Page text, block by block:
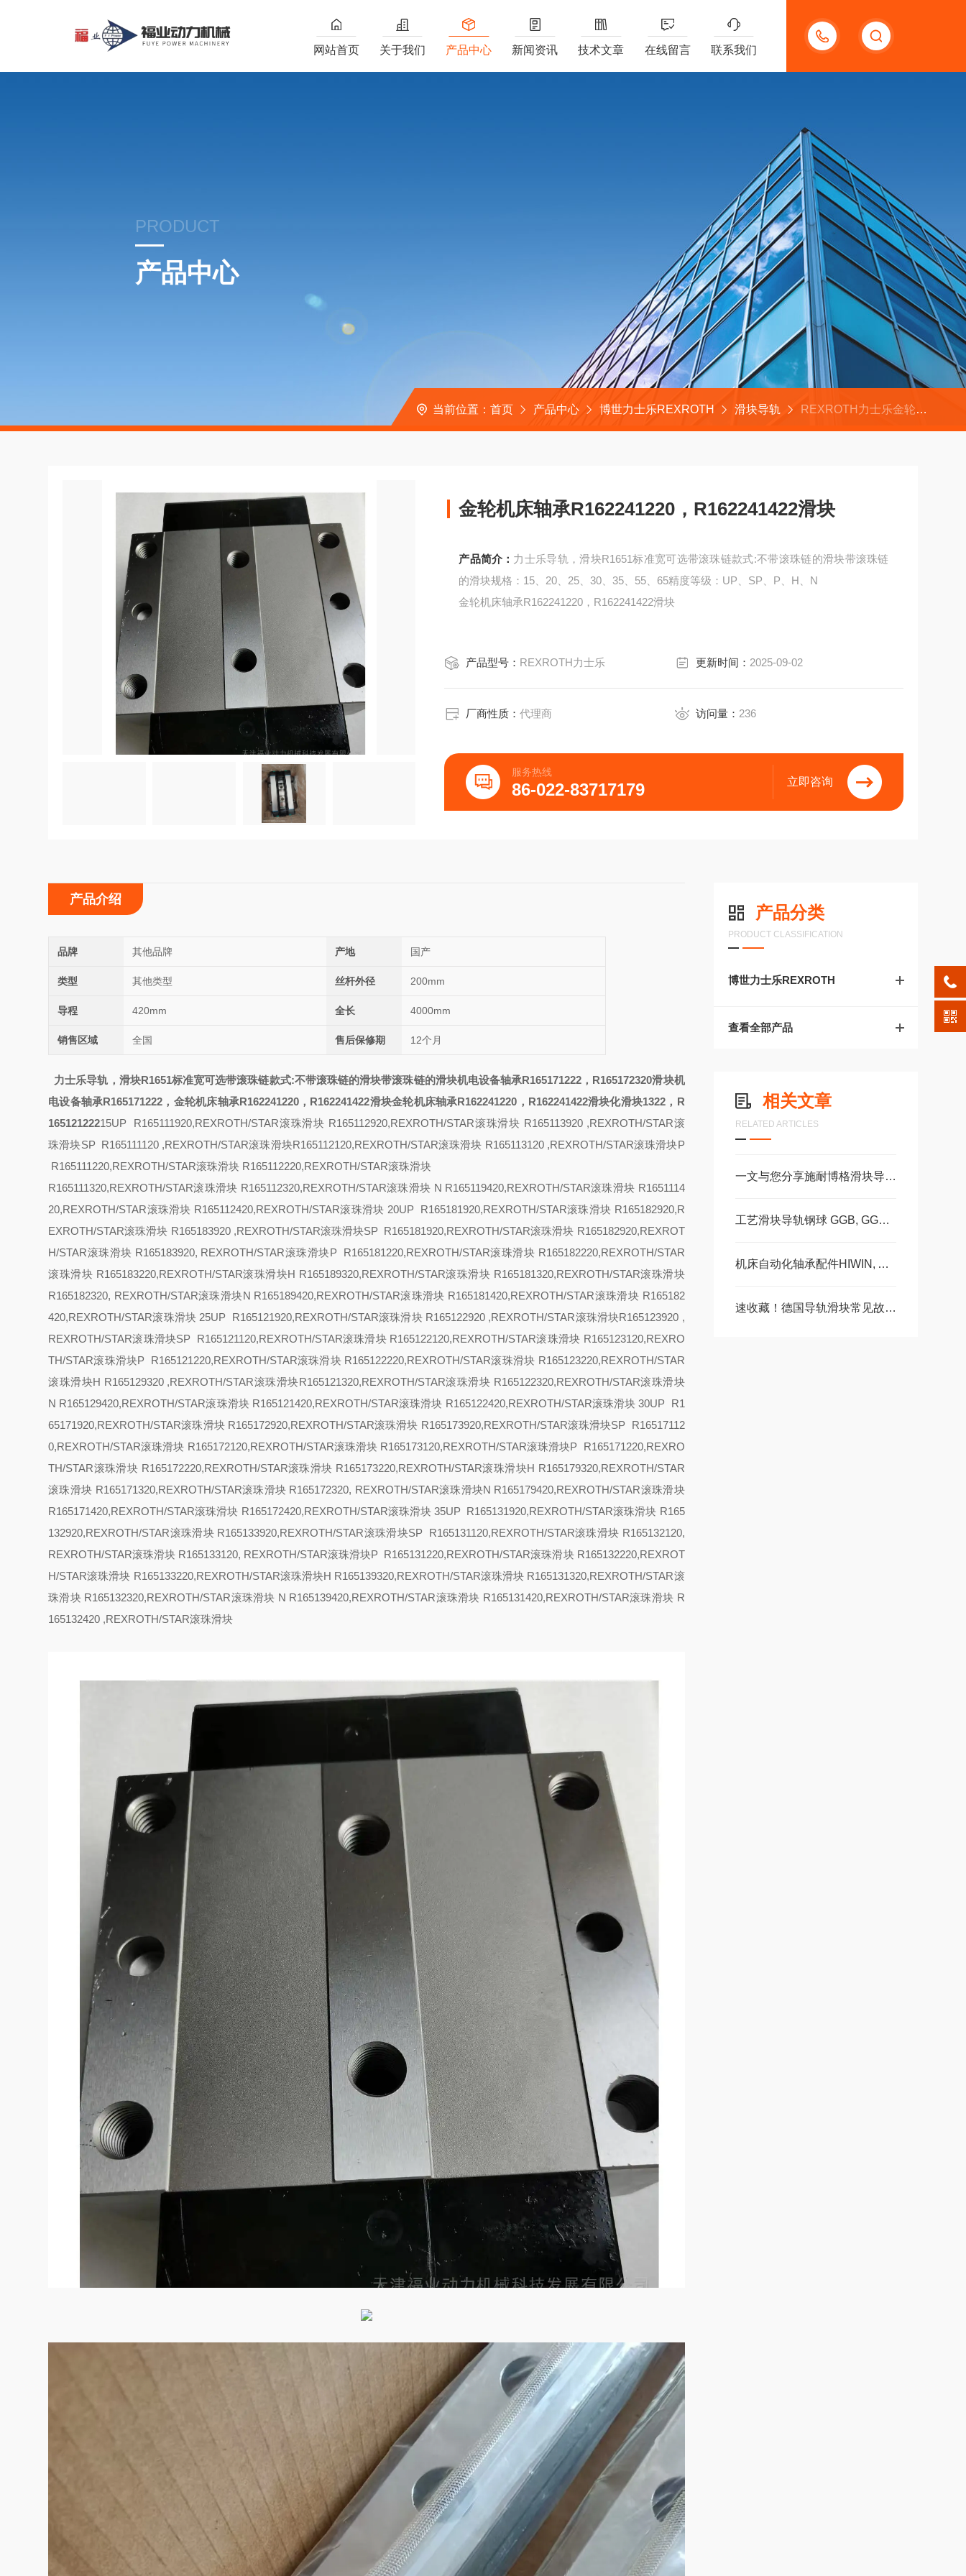
13132097161
网站首页 关于我们 产品中心 新闻资讯 技术文章 在线留言 联系我们
PRODUCT
产品中心
当前位置： 首页 产品中心 博世力士乐REXROTH 滑块导轨 REXROTH力士乐金轮机床轴承R162241220，R162241422滑块
金轮机床轴承R162241220，R162241422滑块
产品简介： 力士乐导轨，滑块R1651标准宽可选带滚珠链款式:不带滚珠链的滑块带滚珠链
的滑块规格：15、20、25、30、35、55、65精度等级：UP、SP、P、H、N
金轮机床轴承R162241220，R162241422滑块
产品型号： REXROTH力士乐 更新时间： 2025-09-02
厂商性质：代理商 访问量： 236
服务热线
86-022-83717179 立即咨询
产品分类
PRODUCT CLASSIFICATION
博世力士乐REXROTH
查看全部产品
相关文章
RELATED ARTICLES
一文与您分享施耐博格滑块导轨的正确安装方法
工艺滑块导轨钢球 GGB, GGC, GGD滚柱GZBGZD, GZV，GGBC/GZBC
机床自动化轴承配件HIWIN, ABBA, AMT, PMI, TBI滑块导轨丝杠
速收藏！德国导轨滑块常见故障的解决方法分享
产品介绍
品牌 其他品牌 产地 国产
类型 其他类型 丝杆外径 200mm
导程 420mm 全长 4000mm
销售区域 全国 售后保修期 12个月
力士乐导轨，滑块R1651标准宽可选带滚珠链款式:不带滚珠链的滑块带滚珠链的滑块机电设备轴承R165171222，R165172320滑块机
电设备轴承R165171222， 金轮机床轴承R162241220，R162241422滑块金轮机床轴承R162241220，R162241422滑块化滑块1322，R
16512122215UP R165111920,REXROTH/STAR滚珠滑块 R165112920,REXROTH/STAR滚珠滑块 R165113920 ,REXROTH/STAR滚
珠滑块SP R165111120 ,REXROTH/STAR滚珠滑块R165112120,REXROTH/STAR滚珠滑块 R165113120 ,REXROTH/STAR滚珠滑块P
R165111220,REXROTH/STAR滚珠滑块 R165112220,REXROTH/STAR滚珠滑块
R165111320,REXROTH/STAR滚珠滑块 R165112320,REXROTH/STAR滚珠滑块 N R165119420,REXROTH/STAR滚珠滑块 R1651114
20,REXROTH/STAR滚珠滑块 R165112420,REXROTH/STAR滚珠滑块 20UP R165181920,REXROTH/STAR滚珠滑块 R165182920,R
EXROTH/STAR滚珠滑块 R165183920 ,REXROTH/STAR滚珠滑块SP R165181920,REXROTH/STAR滚珠滑块 R165182920,REXROT
H/STAR滚珠滑块 R165183920, REXROTH/STAR滚珠滑块P R165181220,REXROTH/STAR滚珠滑块 R165182220,REXROTH/STAR
滚珠滑块 R165183220,REXROTH/STAR滚珠滑块H R165189320,REXROTH/STAR滚珠滑块 R165181320,REXROTH/STAR滚珠滑块
R165182320, REXROTH/STAR滚珠滑块N R165189420,REXROTH/STAR滚珠滑块 R165181420,REXROTH/STAR滚珠滑块 R165182
420,REXROTH/STAR滚珠滑块 25UP R165121920,REXROTH/STAR滚珠滑块 R165122920 ,REXROTH/STAR滚珠滑块R165123920 ,
REXROTH/STAR滚珠滑块SP R165121120,REXROTH/STAR滚珠滑块 R165122120,REXROTH/STAR滚珠滑块 R165123120,REXRO
TH/STAR滚珠滑块P R165121220,REXROTH/STAR滚珠滑块 R165122220,REXROTH/STAR滚珠滑块 R165123220,REXROTH/STAR
滚珠滑块H R165129320 ,REXROTH/STAR滚珠滑块R165121320,REXROTH/STAR滚珠滑块 R165122320,REXROTH/STAR滚珠滑块
N R165129420,REXROTH/STAR滚珠滑块 R165121420,REXROTH/STAR滚珠滑块 R165122420,REXROTH/STAR滚珠滑块30UP R1
65171920,REXROTH/STAR滚珠滑块 R165172920,REXROTH/STAR滚珠滑块 R165173920,REXROTH/STAR滚珠滑块SP R16517112
0,REXROTH/STAR滚珠滑块 R165172120,REXROTH/STAR滚珠滑块 R165173120,REXROTH/STAR滚珠滑块P R165171220,REXRO
TH/STAR滚珠滑块 R165172220,REXROTH/STAR滚珠滑块 R165173220,REXROTH/STAR滚珠滑块H R165179320,REXROTH/STAR
滚珠滑块 R165171320,REXROTH/STAR滚珠滑块 R165172320, REXROTH/STAR滚珠滑块N R165179420,REXROTH/STAR滚珠滑块
R165171420,REXROTH/STAR滚珠滑块 R165172420,REXROTH/STAR滚珠滑块 35UP R165131920,REXROTH/STAR滚珠滑块 R165
132920,REXROTH/STAR滚珠滑块 R165133920,REXROTH/STAR滚珠滑块SP R165131120,REXROTH/STAR滚珠滑块 R165132120,
REXROTH/STAR滚珠滑块 R165133120, REXROTH/STAR滚珠滑块P R165131220,REXROTH/STAR滚珠滑块 R165132220,REXROT
H/STAR滚珠滑块 R165133220,REXROTH/STAR滚珠滑块H R165139320,REXROTH/STAR滚珠滑块 R165131320,REXROTH/STAR滚
珠滑块 R165132320,REXROTH/STAR滚珠滑块 N R165139420,REXROTH/STAR滚珠滑块 R165131420,REXROTH/STAR滚珠滑块 R
165132420 ,REXROTH/STAR滚珠滑块